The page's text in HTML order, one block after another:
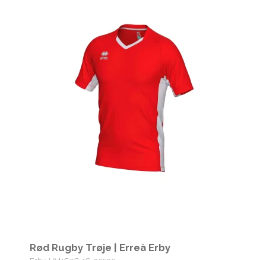
Rød Rugby Trøje | Erreà Erby